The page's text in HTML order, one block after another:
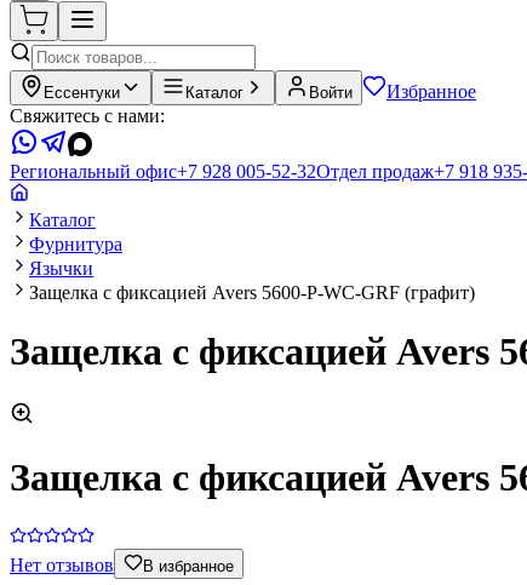
Ессентуки Каталог Войти
Избранное
Свяжитесь с нами:
Региональный офис+7 928 005-52-32Отдел продаж+7 918
Каталог
Фурнитура
Язычки
Защелка с фиксацией Avers 5600-P-WC-GRF (графит)
Защелка с фиксацией Avers
Защелка с фиксацией Avers
Нет отзывов В избранное